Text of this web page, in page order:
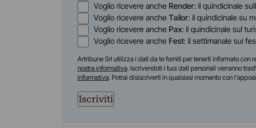
Voglio ricevere anche Render: il quindicinale
Voglio ricevere anche Tailor: il quindicinale su
Voglio ricevere anche Pax: il quindicinale sul
Voglio ricevere anche Fest: il settimanale sui
Artribune Srl utilizza i dati da te forniti per tenerti informato
nostra informativa. Iscrivendoti i tuoi dati personali verranno
informativa. Potrai disiscriverti in qualsiasi momento con
Iscriviti